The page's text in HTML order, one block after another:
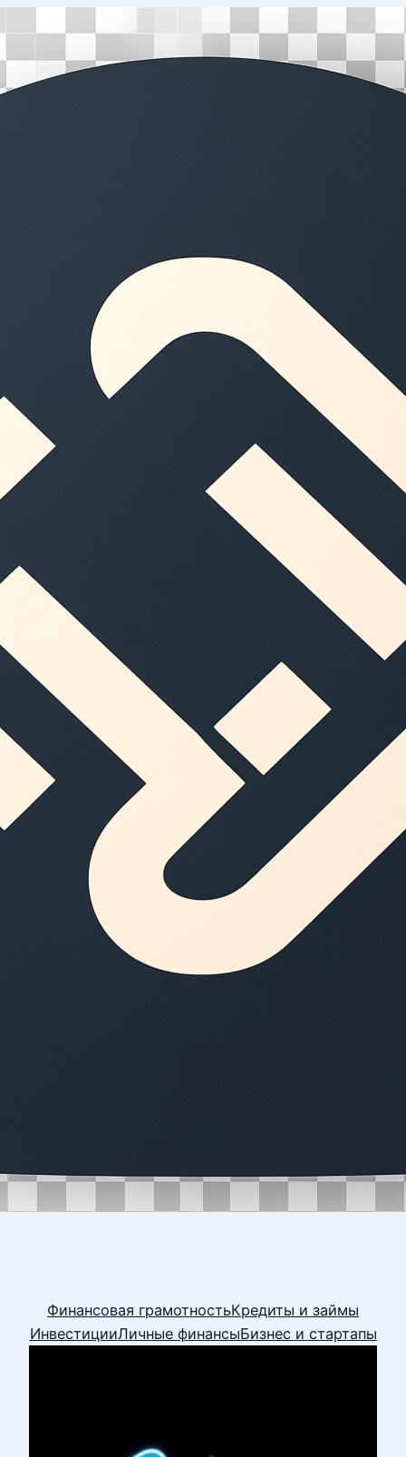
содержимому
Финансовая грамотностьКредиты и займы
ИнвестицииЛичные финансыБизнес и стартапы